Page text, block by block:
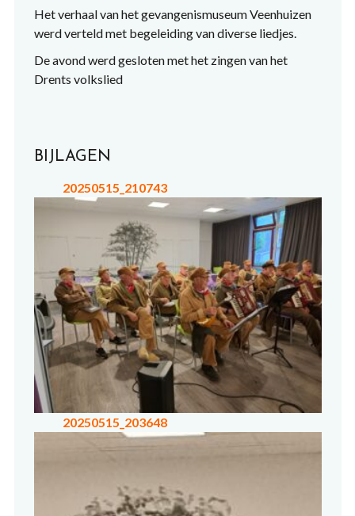
Het verhaal van het gevangenismuseum Veenhuizen
werd verteld met begeleiding van diverse liedjes.
De avond werd gesloten met het zingen van het
Drents volkslied
BIJLAGEN
20250515_210743
20250515_203648